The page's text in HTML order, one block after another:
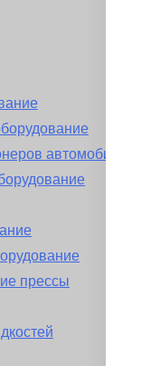
автомобиля
прессы